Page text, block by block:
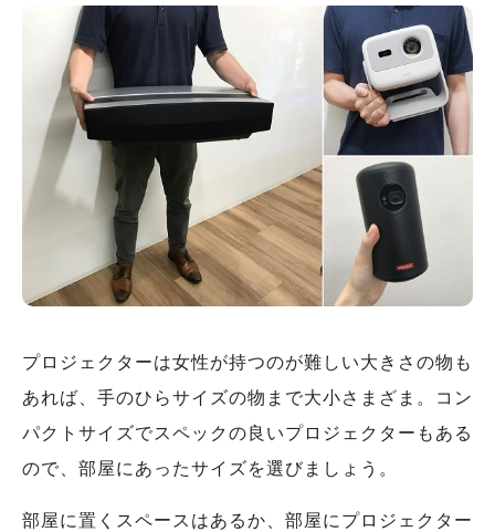
プロジェクターは女性が持つのが難しい大きさの物も
あれば、手のひらサイズの物まで大小さまざま。コン
パクトサイズでスペックの良いプロジェクターもある
ので、部屋にあったサイズを選びましょう。
部屋に置くスペースはあるか、部屋にプロジェクター